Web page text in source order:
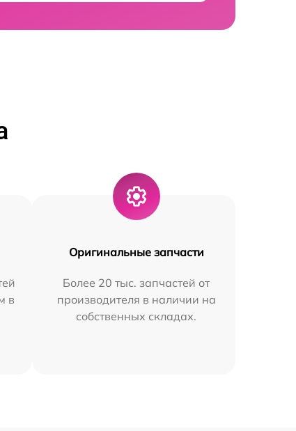
в
Оригинальные запчасти
Более 20 тыс. запчастей от
производителя в наличии на
собственных складах.